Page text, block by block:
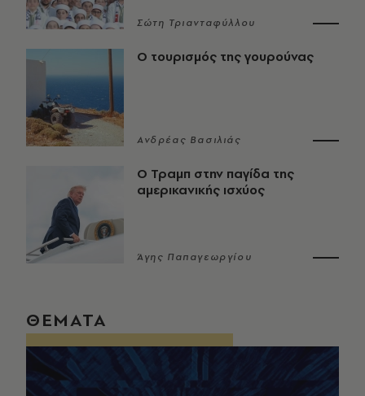
Σώτη Τριανταφύλλου
Ο τουρισμός της γουρούνας
Ανδρέας Βασιλιάς
Ο Τραμπ στην παγίδα της
αμερικανικής ισχύος
Άγης Παπαγεωργίου
ΘΕΜΑΤΑ